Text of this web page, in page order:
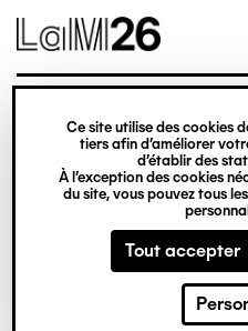
Gestion des cookies
Ce site utilise des cookies
tiers afin d’améliorer
d’établir des
À l’exception des cookies
du site, vous pouvez tous
Tout accepter
contenu